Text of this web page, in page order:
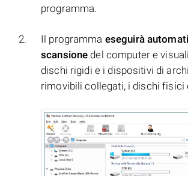
programma.
Il programma eseguirà
scansione del computer e
dischi rigidi e i dispositivi di
rimovibili collegati, i dischi fisici